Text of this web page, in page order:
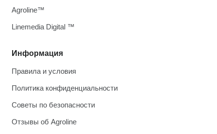
Информация
Правила и условия
Политика конфиденциальности
Советы по безопасности
Отзывы об Agroline
Agroline™
Linemedia Digital ™